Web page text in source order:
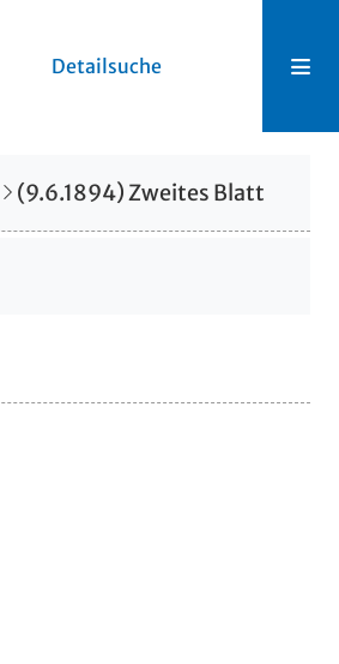
Detailsuche
(9.6.1894) Zweites Blatt